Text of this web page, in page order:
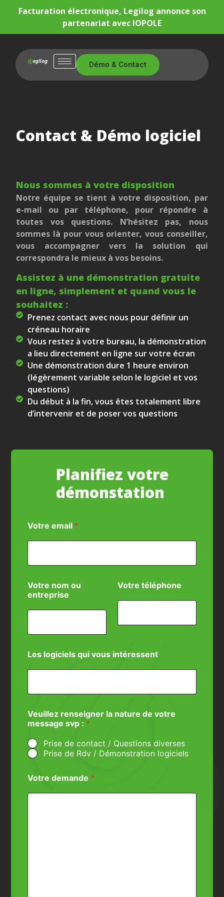
Facturation électronique, Legilog annonce son
partenariat avec IOPOLE
Démo & Contact
Contact & Démo logiciel
Nous sommes à votre disposition
Notre équipe se tient à votre disposition, par
e-mail ou par téléphone, pour répondre à
toutes vos questions. N’hésitez pas, nous
sommes là pour vous orienter, vous conseiller,
vous accompagner vers la solution qui
correspondra le mieux à vos besoins.
Assistez à une démonstration gratuite
en ligne, simplement et quand vous le
souhaitez :
Prenez contact avec nous pour définir un
créneau horaire
Vous restez à votre bureau, la démonstration
a lieu directement en ligne sur votre écran
Une démonstration dure 1 heure environ
(légèrement variable selon le logiciel et vos
questions)
Du début à la fin, vous êtes totalement libre
d’intervenir et de poser vos questions
Planifiez votre
démonstation
Votre email *
u
i
Votre nom ou
entreprise
Votre téléphone
Les logiciels qui vous intéressent
Veuillez renseigner la nature de votre
message svp : *
Prise de contact / Questions diverses
Prise de Rdv / Démonstration logiciels
Votre demande *